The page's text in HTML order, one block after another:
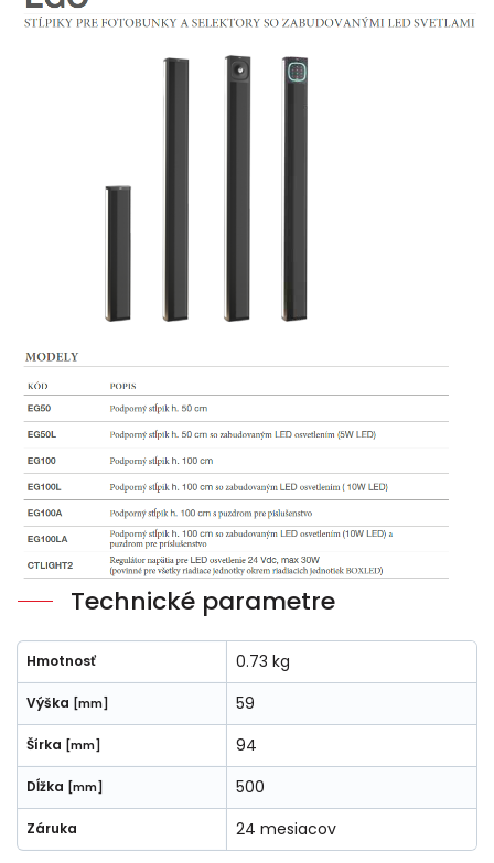
Technické parametre
Hmotnosť 0.73 kg
Výška [mm] 59
Šírka [mm] 94
Dĺžka [mm] 500
Záruka 24 mesiacov